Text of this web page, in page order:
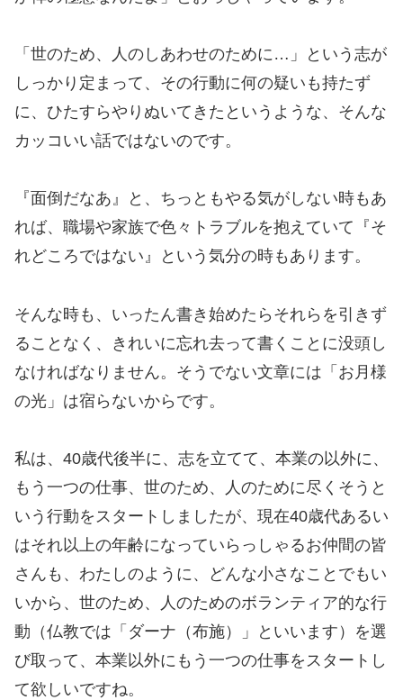
「世のため、人のしあわせのために…」という志が
しっかり定まって、その行動に何の疑いも持たず
に、ひたすらやりぬいてきたというような、そんな
カッコいい話ではないのです。
『面倒だなあ』と、ちっともやる気がしない時もあ
れば、職場や家族で色々トラブルを抱えていて『そ
れどころではない』という気分の時もあります。
そんな時も、いったん書き始めたらそれらを引きず
ることなく、きれいに忘れ去って書くことに没頭し
なければなりません。そうでない文章には「お月様
の光」は宿らないからです。
私は、40歳代後半に、志を立てて、本業の以外に、
もう一つの仕事、世のため、人のために尽くそうと
いう行動をスタートしましたが、現在40歳代あるい
はそれ以上の年齢になっていらっしゃるお仲間の皆
さんも、わたしのように、どんな小さなことでもい
いから、世のため、人のためのボランティア的な行
動（仏教では「ダーナ（布施）」といいます）を選
び取って、本業以外にもう一つの仕事をスタートし
て欲しいですね。